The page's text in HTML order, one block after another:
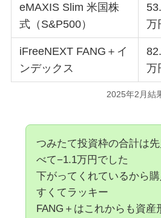
eMAXIS Slim 米国株
式（S&P500）
万
iFreeNEXT FANG＋イ
ンデックス
万
2025年2月結
つみたて投資枠の合計は
べて−1.1万円でした
下がってくれているから
すくてラッキー
FANG＋はこれからも資産